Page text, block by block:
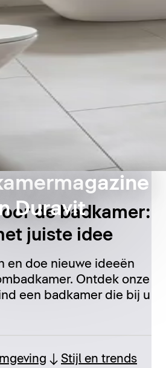
Duravit
de badkamer:
juiste idee
en doe nieuwe ideeën
Ontdek onze
een badkamer die bij u
Stijl en trends